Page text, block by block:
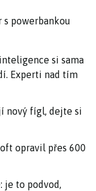
s powerbankou
si sama
Experti nad tím
nový fígl, dejte si
opravil přes 600
je to podvod,